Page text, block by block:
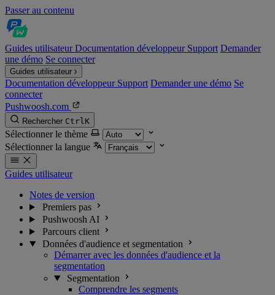
Passer au contenu
Guides utilisateurDocumentation développeur Support Demander
une démo Se connecter
Guides utilisateur
Documentation développeur Support Demander une démo Se
connecter
Pushwoosh.com
Rechercher CtrlK
Sélectionner le thème
Sélectionner la langue
Guides utilisateur
Notes de version
Premiers pas
Pushwoosh AI
Parcours client
Données d'audience et segmentation
Démarrer avec les données d'audience et la
segmentation
Segmentation
Comprendre les segments